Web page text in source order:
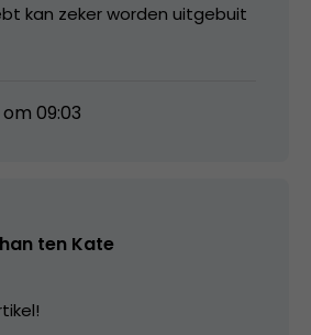
kan zeker worden uitgebuit
09:03
ten Kate